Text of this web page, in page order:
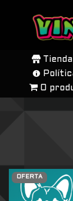
SALTAR
CONTENIDO
Tienda
0
OFERTA